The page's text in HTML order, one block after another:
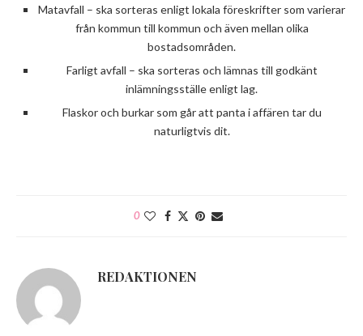
Matavfall – ska sorteras enligt lokala föreskrifter som varierar
från kommun till kommun och även mellan olika
bostadsområden.
Farligt avfall – ska sorteras och lämnas till godkänt
inlämningsställe enligt lag.
Flaskor och burkar som går att panta i affären tar du
naturligtvis dit.
0
REDAKTIONEN